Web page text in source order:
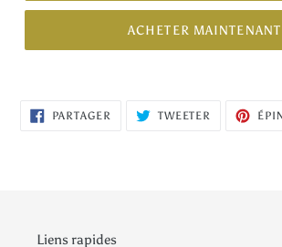
ACHETER MAINTENANT
PARTAGER PARTAGERTWEETER TWEETER
Liens rapides